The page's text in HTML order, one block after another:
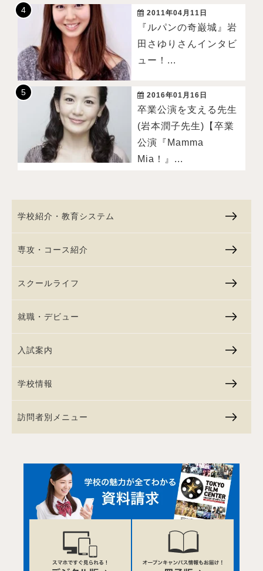
2011年04月11日
『ルパンの奇巌城』岩
田さゆりさんインタビ
ュー！...
2016年01月16日
卒業公演を支える先生
(岩本潤子先生)【卒業
公演『Mamma
Mia！』...
学校紹介・教育システム
専攻・コース紹介
スクールライフ
就職・デビュー
入試案内
学校情報
訪問者別メニュー